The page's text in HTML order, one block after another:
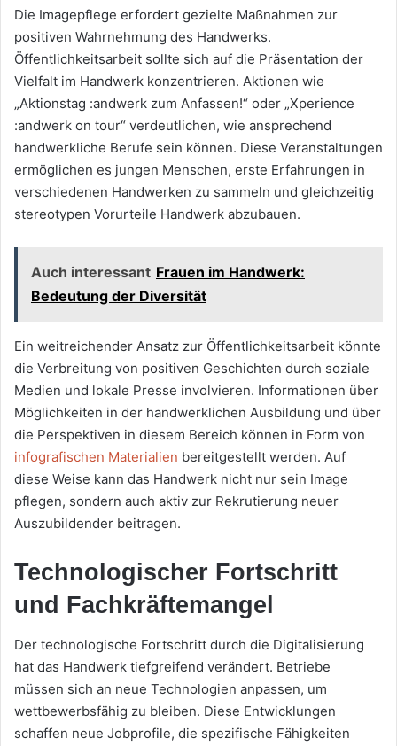
Die Imagepflege erfordert gezielte Maßnahmen zur
positiven Wahrnehmung des Handwerks.
Öffentlichkeitsarbeit sollte sich auf die Präsentation der
Vielfalt im Handwerk konzentrieren. Aktionen wie
„Aktionstag :andwerk zum Anfassen!“ oder „Xperience
:andwerk on tour“ verdeutlichen, wie ansprechend
handwerkliche Berufe sein können. Diese Veranstaltungen
ermöglichen es jungen Menschen, erste Erfahrungen in
verschiedenen Handwerken zu sammeln und gleichzeitig
stereotypen Vorurteile Handwerk abzubauen.
Auch interessant Frauen im Handwerk:
Bedeutung der Diversität
Ein weitreichender Ansatz zur Öffentlichkeitsarbeit könnte
die Verbreitung von positiven Geschichten durch soziale
Medien und lokale Presse involvieren. Informationen über
Möglichkeiten in der handwerklichen Ausbildung und über
die Perspektiven in diesem Bereich können in Form von
infografischen Materialien bereitgestellt werden. Auf
diese Weise kann das Handwerk nicht nur sein Image
pflegen, sondern auch aktiv zur Rekrutierung neuer
Auszubildender beitragen.
Technologischer Fortschritt
und Fachkräftemangel
Der technologische Fortschritt durch die Digitalisierung
hat das Handwerk tiefgreifend verändert. Betriebe
müssen sich an neue Technologien anpassen, um
wettbewerbsfähig zu bleiben. Diese Entwicklungen
schaffen neue Jobprofile, die spezifische Fähigkeiten